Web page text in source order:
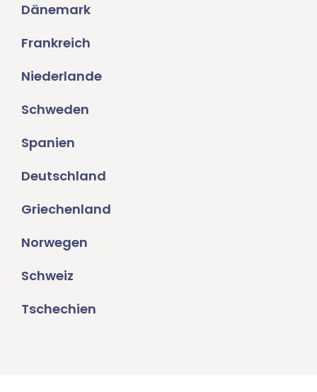
Dänemark
Frankreich
Niederlande
Schweden
Spanien
Deutschland
Griechenland
Norwegen
Schweiz
Tschechien